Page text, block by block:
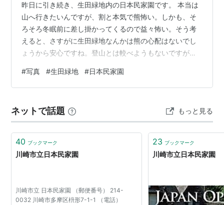
昨日に引き続き、生田緑地内の日本民家園です。 本当は
山へ行きたいんですが、割と本気で熊怖い。しかも、そ
ろそろ冬眠前に差し掛かってくるので益々怖い。そう考
えると、さすがに生田緑地なんかは熊の心配はないでし
ょうから安心ですね。登山とは較べようもないですが、
しれません。とか言いながら、次に行くのはいつになる
やら。
#写真 #生田緑地 #日本民家園
ネットで話題 もっと見る
40 ブックマーク
川崎市立日本民家園
川崎市立 日本民家園 （郵便番号） 214-
0032 川崎市多摩区枡形7-1-1 （電話）
23 ブックマーク
川崎市立日本民家園